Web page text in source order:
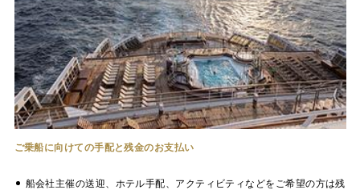
ご乗船に向けての手配と残金のお支払い
船会社主催の送迎、ホテル手配、アクティビティなどをご希望の方は残